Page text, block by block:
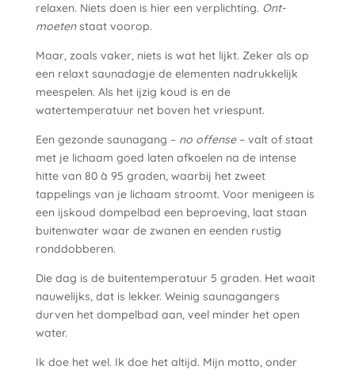
relaxen. Niets doen is hier een verplichting. Ont-
moetenstaat voorop.
Maar, zoals vaker, niets is wat het lijkt. Zeker als op
een relaxt saunadagje de elementen nadrukkelijk
meespelen. Als het ijzig koud is en de
watertemperatuur net boven het vriespunt.
Een gezonde saunagang – no offense– valt of staat
met je lichaam goed laten afkoelen na de intense
hitte van 80 à 95 graden, waarbij het zweet
tappelings van je lichaam stroomt. Voor menigeen is
een ijskoud dompelbad een beproeving, laat staan
buitenwater waar de zwanen en eenden rustig
ronddobberen.
Die dag is de buitentemperatuur 5 graden. Het waait
nauwelijks, dat is lekker. Weinig saunagangers
durven het dompelbad aan, veel minder het open
water.
Ik doe het wel. Ik doe het altijd. Mijn motto, onder